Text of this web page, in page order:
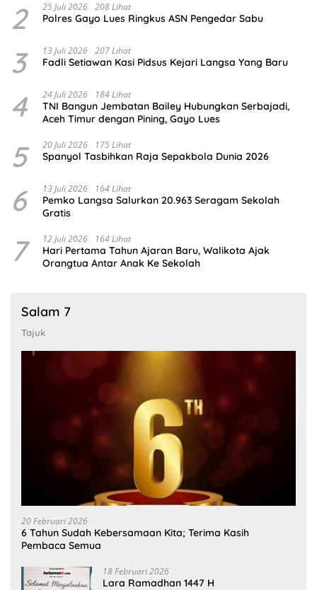
2 25 Juli 2026 208 Lihat
Polres Gayo Lues Ringkus ASN Pengedar Sabu
3 13 Juli 2026 207 Lihat
Fadli Setiawan Kasi Pidsus Kejari Langsa Yang Baru
4 24 Juli 2026 184 Lihat
TNI Bangun Jembatan Bailey Hubungkan Serbajadi,
Aceh Timur dengan Pining, Gayo Lues
5 20 Juli 2026 175 Lihat
Spanyol Tasbihkan Raja Sepakbola Dunia 2026
6 13 Juli 2026 164 Lihat
Pemko Langsa Salurkan 20.963 Seragam Sekolah
Gratis
7 12 Juli 2026 164 Lihat
Hari Pertama Tahun Ajaran Baru, Walikota Ajak
Orangtua Antar Anak Ke Sekolah
Salam 7
Tajuk
20 Februari 2026
6 Tahun Sudah Kebersamaan Kita; Terima Kasih
Pembaca Semua
18 Februari 2026
Lara Ramadhan 1447 H